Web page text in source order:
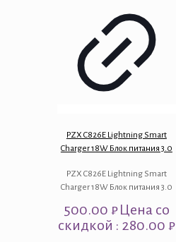
PZX C826E Lightning Smart
Charger 18W Блок питания 3.0
PZX C826E Lightning Smart
Charger 18W Блок питания 3.0
500.00 ₽Цена со
скидкой : 280.00 ₽